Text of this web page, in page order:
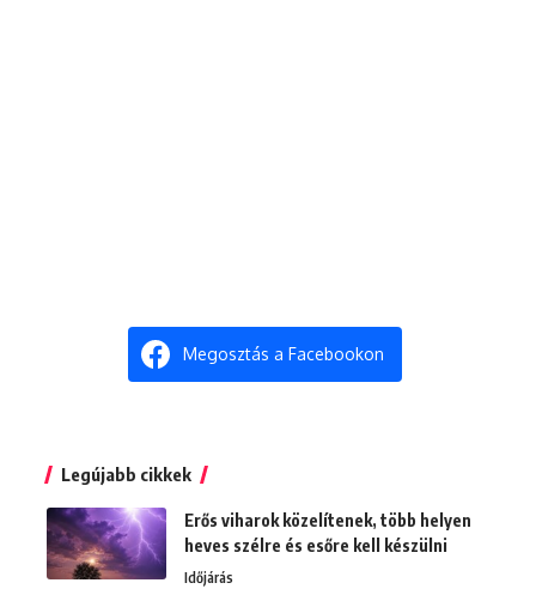
Megosztás a Facebookon
Legújabb cikkek
Erős viharok közelítenek, több helyen
heves szélre és esőre kell készülni
Időjárás